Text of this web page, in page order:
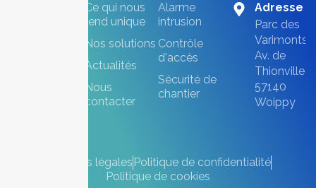
Ce qui nous
rend unique
Nos solutions
Actualités
Nous
contacter
Alarme
intrusion
Contrôle
d'accès
Sécurité de
chantier
Adresse
Parc des
Varimonts,
Av. de
Thionville,
57140
Woippy
Mentions légales Politique de confidentialité
Politique de cookies